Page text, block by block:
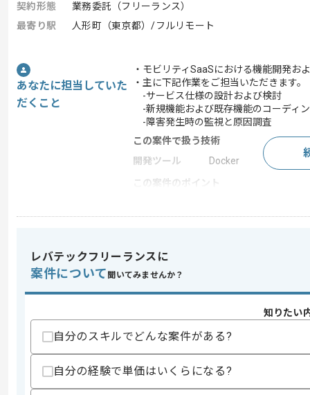
契約形態
業務委託（フリーランス）
最寄り駅
人形町（東京都）/フルリモート
あなたに担当していた
だくこと
・モビリティSaaSにおける機能開発お
・主に下記作業をご担当いただきます。
-サービス仕様の設計および検討
-新規機能および既存機能のコーディ
-障害発生時の監視と原因調査
この案件で扱う技術
開発ツール
Docker
この案件のポイント
スキル
求めるスキル
・Pythonを用いた実務経験
・Webアプリケーションのフロントエ
・システムサービス構築経験とWebAPI
・クラウドインフラおよびDocker利用
歓迎スキル
・技術選定およびアーキテクチャ設計経
・Django REST framework利用経験
レバテックフリーランスに
案件について 聞いてみませんか？
知りたい
自分のスキルでどんな案件がある?
自分の経験で単価はいくらになる?